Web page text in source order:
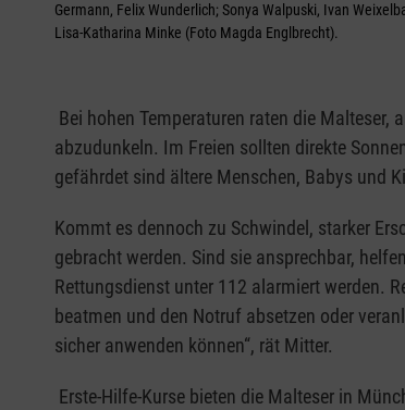
Germann, Felix Wunderlich; Sonya Walpuski, Ivan
Lisa-Katharina Minke (Foto Magda Englbrecht).
Bei hohen Temperaturen raten die
abzudunkeln. Im Freien sollten direkte
gefährdet sind ältere Menschen, Babys und
Kommt es dennoch zu Schwindel, starker
gebracht werden. Sind sie ansprechbar,
Rettungsdienst unter 112 alarmiert werden.
beatmen und den Notruf absetzen oder
sicher anwenden können“, rät Mitter.
Erste-Hilfe-Kurse bieten die Malteser in